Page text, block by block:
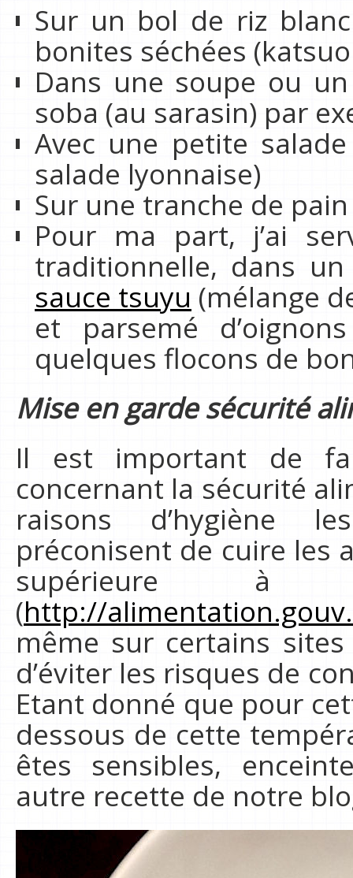
Sur un bol de riz
bonites séchées
Dans une soupe ou
soba (au sarasin) par
Avec une petite
salade lyonnaise)
Sur une tranche de
Pour ma part, j’ai
traditionnelle, dans
sauce tsuyu (mélange
et parsemé
quelques flocons de
Mise en garde sécurité
Il est important de
concernant la sécurité
raisons d’hygiène
préconisent de cuire les
supérieure
(http://
même sur certains
d’éviter les risques de
Etant donné que pour
dessous de cette
êtes sensibles,
autre recette de notre